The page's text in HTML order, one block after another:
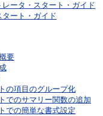
ータ・スタート・ガイド
ート・ガイド
要
の項目のグループ化
でのサマリー関数の追加
での簡単な書式設定